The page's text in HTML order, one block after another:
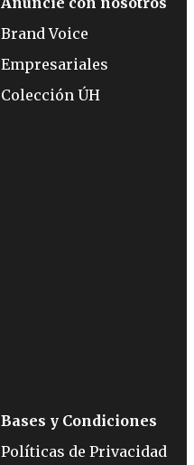
Brand Voice
Empresariales
Colección ÚH
Bases y Condiciones
Políticas de Privacidad